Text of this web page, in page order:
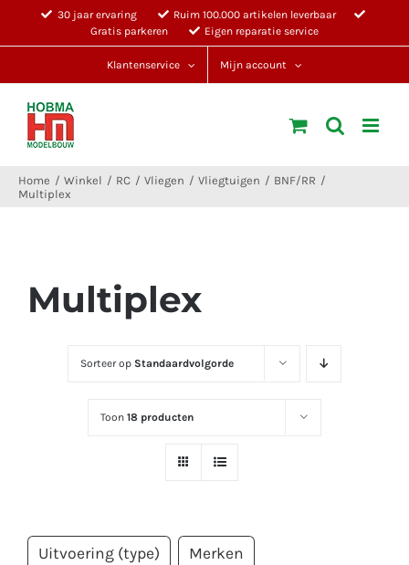
30 jaar ervaring
Ruim 100.000 artikelen leverbaar
Gratis parkeren
Eigen reparatie service
Klantenservice Mijn account
Home Winkel RC Vliegen Vliegtuigen
BNF/RR
Multiplex
Multiplex
Sorteer op Standaardvolgorde
Toon18 producten
Uitvoering (type) Merken